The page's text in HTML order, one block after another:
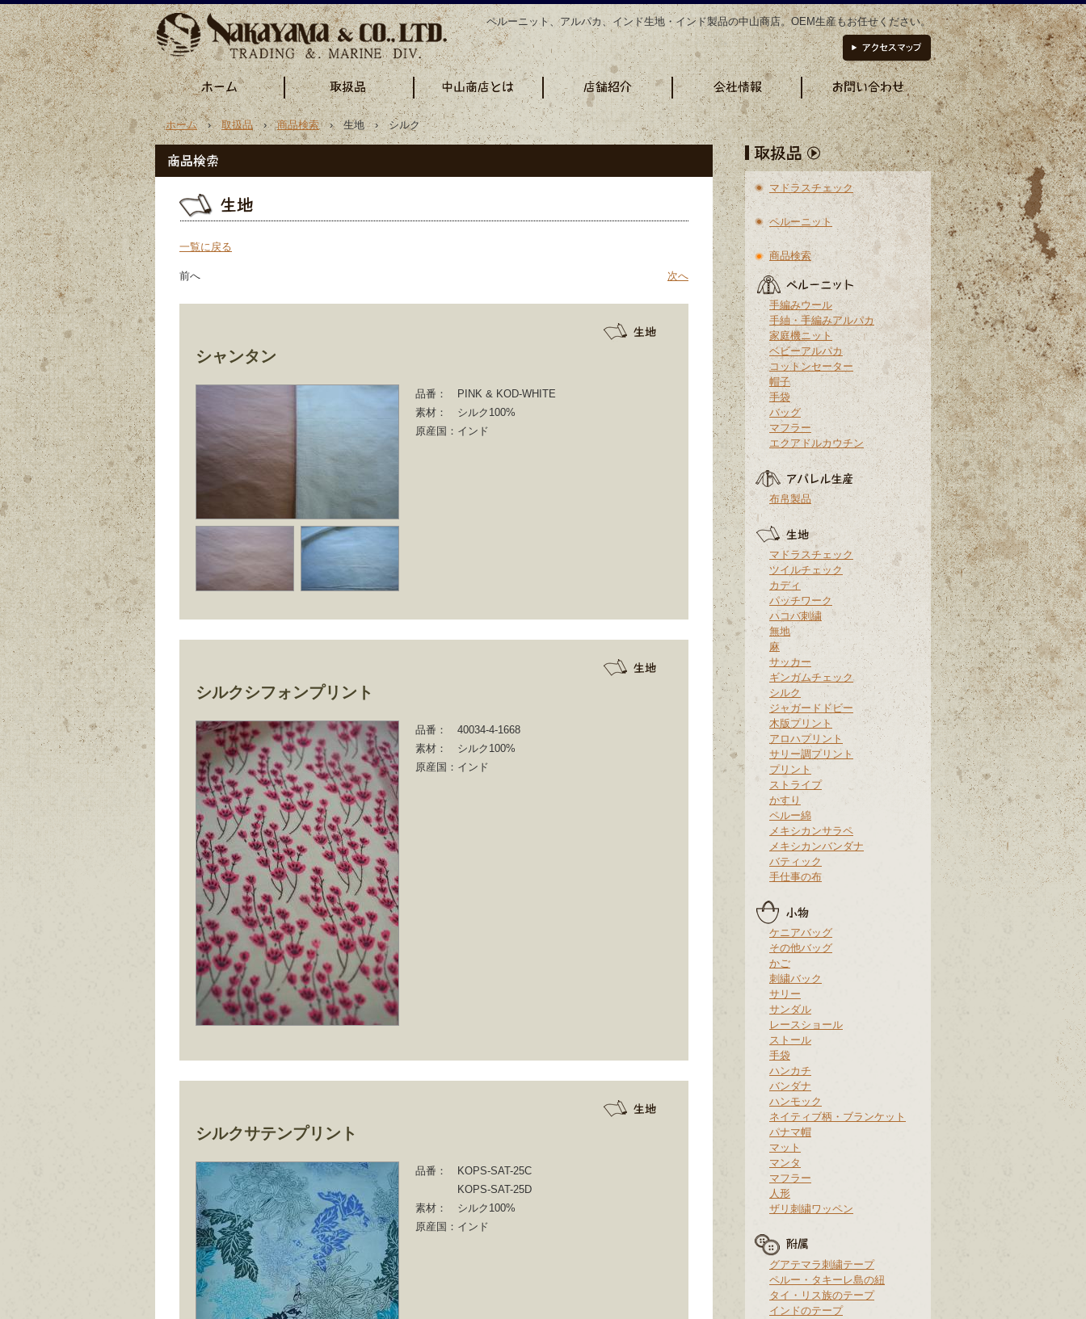
ペルーニット、アルパカ、インド生地・インド製品の中山商店。OEM生産もお任せください。
ホーム›取扱品›商品検索› 生地 › シルク
一覧に戻る
前へ 次へ
シャンタン
品番：
PINK & KOD-WHITE
素材：
シルク100%
原産国： インド
シルクシフォンプリント
品番：
40034-4-1668
素材：
シルク100%
原産国： インド
シルクサテンプリント
品番：
KOPS-SAT-25C
KOPS-SAT-25D
素材：
シルク100%
原産国： インド
マドラスチェック
ペルーニット
商品検索
手編みウール
手紬・手編みアルパカ
家庭機ニット
ベビーアルパカ
コットンセーター
帽子
手袋
バッグ
マフラー
エクアドルカウチン
布帛製品
マドラスチェック
ツイルチェック
カディ
パッチワーク
ハコバ刺繍
無地
麻
サッカー
ギンガムチェック
シルク
ジャガードドビー
木版プリント
アロハプリント
サリー調プリント
プリント
ストライプ
かすり
ペルー綿
メキシカンサラペ
メキシカンバンダナ
バティック
手仕事の布
ケニアバッグ
その他バッグ
かご
刺繍バック
サリー
サンダル
レースショール
ストール
手袋
ハンカチ
バンダナ
ハンモック
ネイティブ柄・ブランケット
パナマ帽
マット
マンタ
マフラー
人形
ザリ刺繍ワッペン
グアテマラ刺繍テープ
ペルー・タキーレ島の紐
タイ・リス族のテープ
インドのテープ